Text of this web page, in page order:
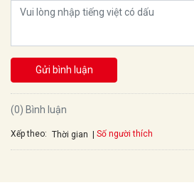
Gửi bình luận
(0) Bình luận
Xếp theo: Thời gian Số người thích